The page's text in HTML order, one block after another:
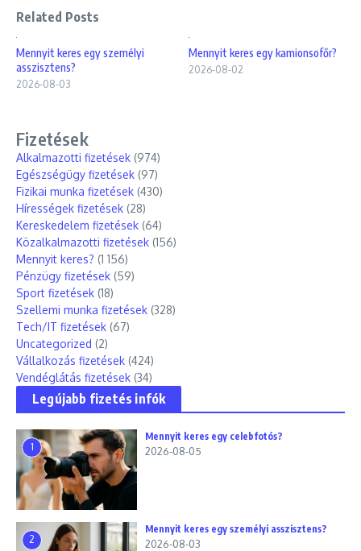
Related Posts
Mennyit keres egy személyi
asszisztens?
2026-08-03
Mennyit keres egy kamionsofőr?
2026-08-02
Fizetések
Alkalmazotti fizetések (974)
Egészségügy fizetések (97)
Fizikai munka fizetések (430)
Hírességek fizetések (28)
Kereskedelem fizetések (64)
Közalkalmazotti fizetések (156)
Mennyit keres? (1 156)
Pénzügy fizetések (59)
Sport fizetések (18)
Szellemi munka fizetések (328)
Tech/IT fizetések (67)
Uncategorized (2)
Vállalkozás fizetések (424)
Vendéglátás fizetések (34)
Legújabb fizetés infók
1
Mennyit keres egy celebfotós?
2026-08-05
2
Mennyit keres egy személyi asszisztens?
2026-08-03